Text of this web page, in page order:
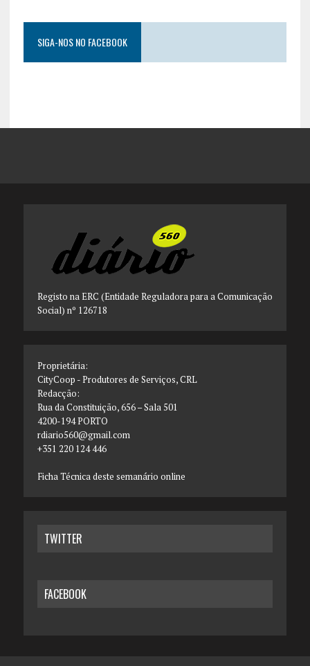
SIGA-NOS NO FACEBOOK
Registo na ERC (Entidade Reguladora para a Comunicação
Social) nº 126718
Proprietária:
CityCoop - Produtores de Serviços, CRL
Redacção:
Rua da Constituição, 656 – Sala 501
4200-194 PORTO
rdiario560@gmail.com
+351 220 124 446
Ficha Técnica deste semanário online
TWITTER
FACEBOOK